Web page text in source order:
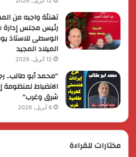
تهنئة واجبه من
رئيس مجلس إدارة
الوسطى للاستاذ
الميلاد المجيد
12 أبريل، 2026
“محمد أبو طالب..
الانضباط لمنظومة
شرق وغرب”
6 أبريل، 2026
مختارات للقراءة